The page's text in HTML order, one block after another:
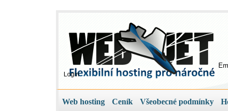
Login
Web hosting Ceník Všeobecné podmínky